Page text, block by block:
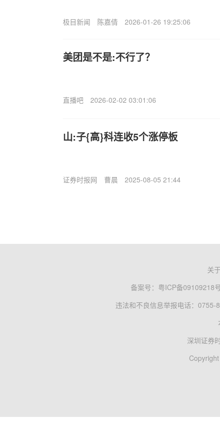
极目新闻 陈嘉倩 2026-01-26 19:25:06
美团是不是:不行了？
直播吧 2026-02-02 03:01:06
山:子{高}科连收5个涨停板
证券时报网 曹晨 2025-08-05 21:44
关
备案号： 粤ICP备09109218
违法和不良信息举报电话：0755-
深圳证券